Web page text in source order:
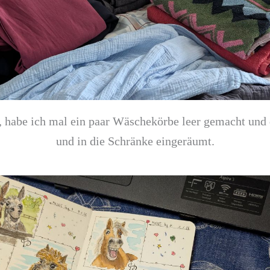
ich mal ein paar Wäschekörbe leer gemacht
und in die Schränke eingeräumt.